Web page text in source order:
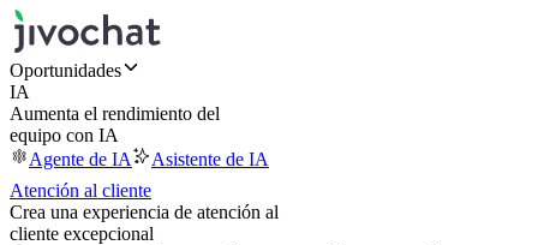
Oportunidades
IA
Aumenta el rendimiento del
equipo con IA
Agente de IA
Asistente de IA
Atención al cliente
Crea una experiencia de atención al
cliente excepcional